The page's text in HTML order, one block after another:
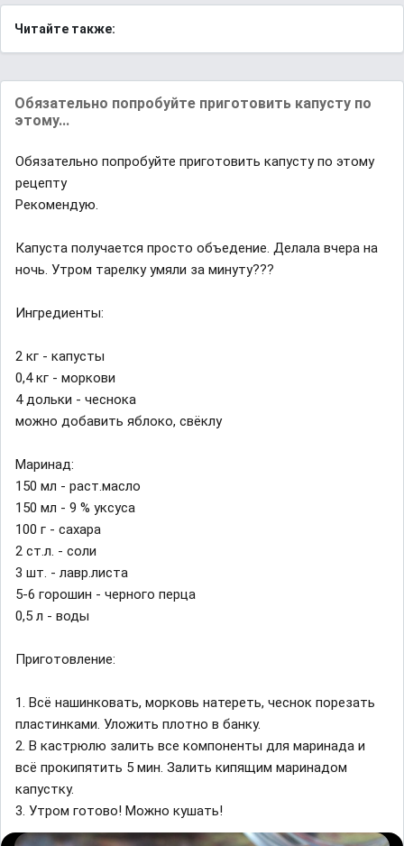
Читайте также:
Обязательно попробуйте приготовить капусту по
этому...
Обязательно попробуйте приготовить капусту по этому
рецепту
Рекомендую.
Капуста получается просто объедение. Делала вчера на
нoчь. Утром тарeлку умяли за минуту?️?️?️
Ингредиенты:
2 кг - капусты
0,4 кг - моркови
4 дольки - чеснока
можно добавить яблоко, свёклу
Маринад:
150 мл - раст.масло
150 мл - 9 % уксуса
100 г - сахара
2 ст.л. - соли
3 шт. - лавр.листа
5-6 горошин - черного перца
0,5 л - воды
Приготовление:
1. Всё нашинковать, морковь натереть, чеснок порезать
пластинками. Уложить плотно в банку.
2. В кастрюлю залить все компоненты для маринада и
всё прокипятить 5 мин. Залить кипящим маринадом
капустку.
3. Утром готово! Можно кушать!